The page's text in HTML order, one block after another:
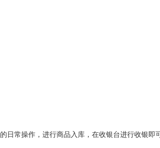
日常操作，进行商品入库，在收银台进行收银即可